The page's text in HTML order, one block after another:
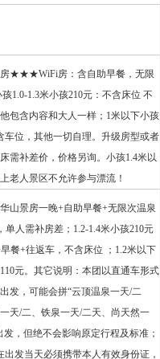
房★★★WiFi房：含自助早餐，无限
1.0-1.3米小孩210元：不含床位 不
包含内容和大人一样；1米以下小孩
车位，其他一切自理。升级房型或者
需补差价，价格另询。小孩1.4米以
老人景区不允许参与漂流！
山景房一晚+自助早餐+无限次温泉
单人需补房差；1.2-1.4米小孩210元
餐+往返车，不含床位 ；1.2米以下
元。其它说明：本团以直通车形式
发，可能会拼“云顶温泉一天/二
天/二、铁泉一天/二天、尚天然一
发，但绝不会影响原定行程及标准；
出发当天必须携带本人有效身份证，